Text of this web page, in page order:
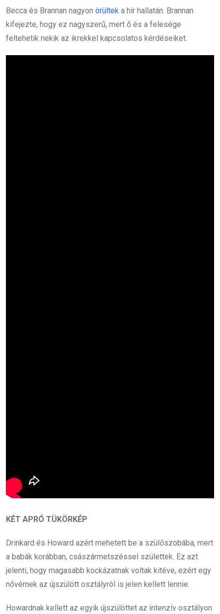
Becca és Brannan nagyon örültek a hír hallatán. Brannan
kifejezte, hogy ez nagyszerű, mert ő és a felesége
feltehetik nekik az ikrekkel kapcsolatos kérdéseiket.
KÉT APRÓ TÜKÖRKÉP
Drinkard és Howard azért mehetett be a szülőszobába, mert
a babák korábban, császármetszéssel születtek. Ez azt
jelenti, hogy magasabb kockázatnak voltak kitéve, ezért egy
nővérnek az újszülött osztályról is jelen kellett lennie.
Howardnak kellett az egyik újszülöttet az intenzív osztályon